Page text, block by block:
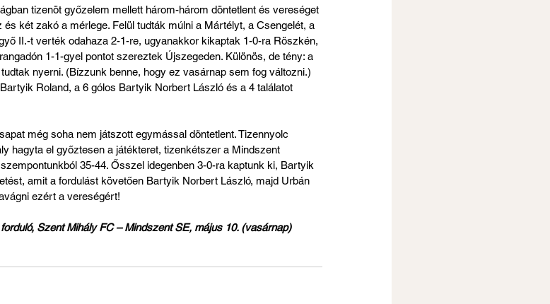
tizenöt győzelem mellett három-három döntetlent és vereséget
két zakó a mérlege. Felül tudták múlni a Mártélyt, a Csengelét, a
II.-t verték odahaza 2-1-re, ugyanakkor kikaptak 1-0-ra Röszkén,
1-1-gyel pontot szereztek Újszegeden. Különös, de tény: a
nyerni. (Bízzunk benne, hogy ez vasárnap sem fog változni.)
Roland, a 6 gólos Bartyik Norbert László és a 4 találatot
még soha nem játszott egymással döntetlent. Tizennyolc
hagyta el győztesen a játékteret, tizenkétszer a Mindszent
35-44. Ősszel idegenben 3-0-ra kaptunk ki, Bartyik
amit a fordulást követően Bartyik Norbert László, majd Urbán
ezért a vereségért!
Szent Mihály FC – Mindszent SE, május 10. (vasárnap)